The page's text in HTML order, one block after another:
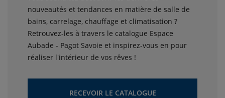
nouveautés et tendances en matière de salle de
bains, carrelage, chauffage et climatisation ?
Retrouvez-les à travers le catalogue Espace
Aubade - Pagot Savoie et inspirez-vous en pour
réaliser l'intérieur de vos rêves !
RECEVOIR LE CATALOGUE